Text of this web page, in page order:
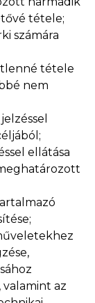
tétele;
számára
tétele
nem
ellátása
az